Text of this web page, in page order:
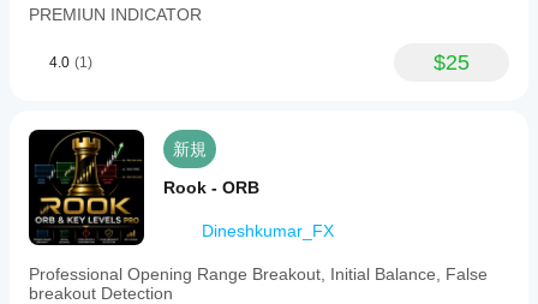
PREMIUN INDICATOR
4.0 (1) $25
新規
Rook - ORB
Dineshkumar_FX
Professional Opening Range Breakout, Initial Balance, False
breakout Detection